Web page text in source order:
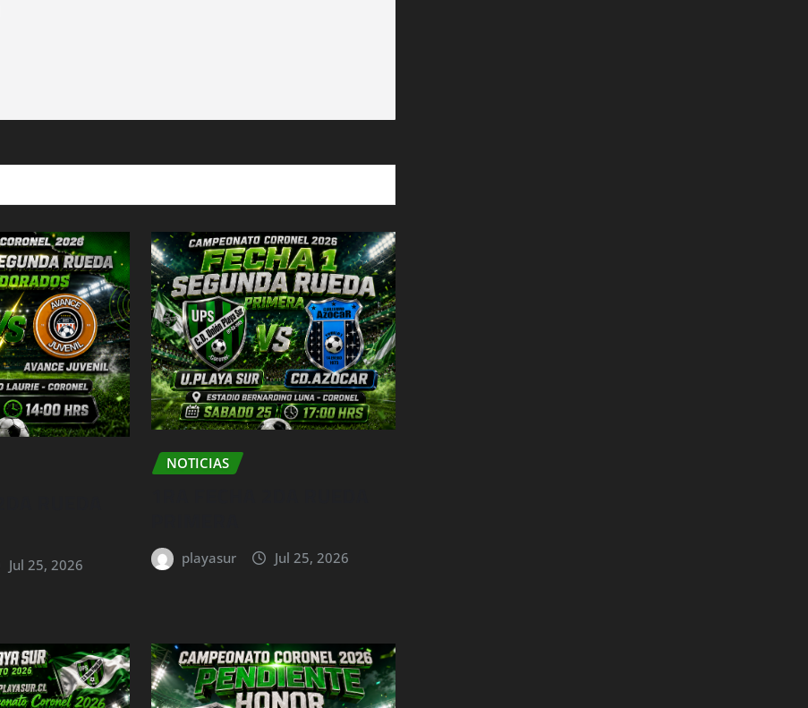
Jul 25, 2026
NOTICIAS
playasur Jul 25, 2026